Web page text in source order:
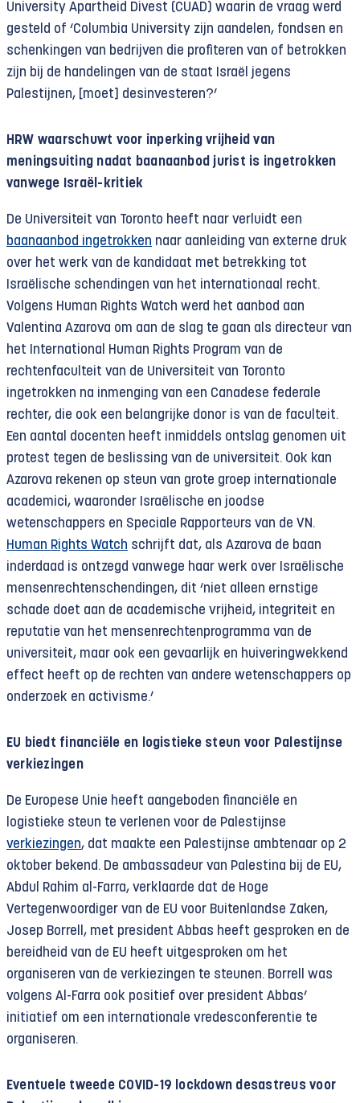
University Apartheid Divest (CUAD) waarin de vraag werd
gesteld of ‘Columbia University zijn aandelen, fondsen en
schenkingen van bedrijven die profiteren van of betrokken
zijn bij de handelingen van de staat Israël jegens
Palestijnen, [moet] desinvesteren?’
HRW waarschuwt voor inperking vrijheid van
meningsuiting nadat baanaanbod jurist is ingetrokken
vanwege Israël-kritiek
De Universiteit van Toronto heeft naar verluidt een
baanaanbod ingetrokken naar aanleiding van externe druk
over het werk van de kandidaat met betrekking tot
Israëlische schendingen van het internationaal recht.
Volgens Human Rights Watch werd het aanbod aan
Valentina Azarova om aan de slag te gaan als directeur van
het International Human Rights Program van de
rechtenfaculteit van de Universiteit van Toronto
ingetrokken na inmenging van een Canadese federale
rechter, die ook een belangrijke donor is van de faculteit.
Een aantal docenten heeft inmiddels ontslag genomen uit
protest tegen de beslissing van de universiteit. Ook kan
Azarova rekenen op steun van grote groep internationale
academici, waaronder Israëlische en joodse
wetenschappers en Speciale Rapporteurs van de VN.
Human Rights Watch schrijft dat, als Azarova de baan
inderdaad is ontzegd vanwege haar werk over Israëlische
mensenrechtenschendingen, dit ‘niet alleen ernstige
schade doet aan de academische vrijheid, integriteit en
reputatie van het mensenrechtenprogramma van de
universiteit, maar ook een gevaarlijk en huiveringwekkend
effect heeft op de rechten van andere wetenschappers op
onderzoek en activisme.’
EU biedt financiële en logistieke steun voor Palestijnse
verkiezingen
De Europese Unie heeft aangeboden financiële en
logistieke steun te verlenen voor de Palestijnse
verkiezingen, dat maakte een Palestijnse ambtenaar op 2
oktober bekend. De ambassadeur van Palestina bij de EU,
Abdul Rahim al-Farra, verklaarde dat de Hoge
Vertegenwoordiger van de EU voor Buitenlandse Zaken,
Josep Borrell, met president Abbas heeft gesproken en de
bereidheid van de EU heeft uitgesproken om het
organiseren van de verkiezingen te steunen. Borrell was
volgens Al-Farra ook positief over president Abbas’
initiatief om een internationale vredesconferentie te
organiseren.
Eventuele tweede COVID-19 lockdown desastreus voor